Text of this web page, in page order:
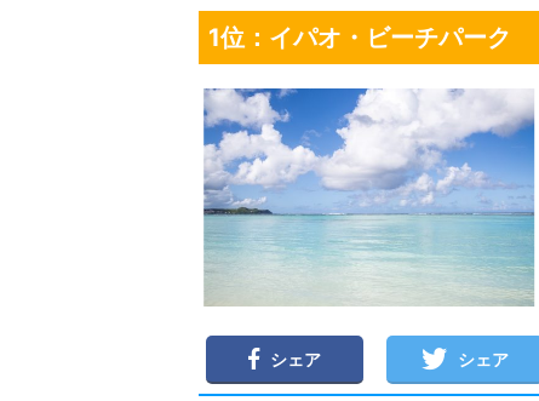
1位：イパオ・ビーチパーク
シェア シェア